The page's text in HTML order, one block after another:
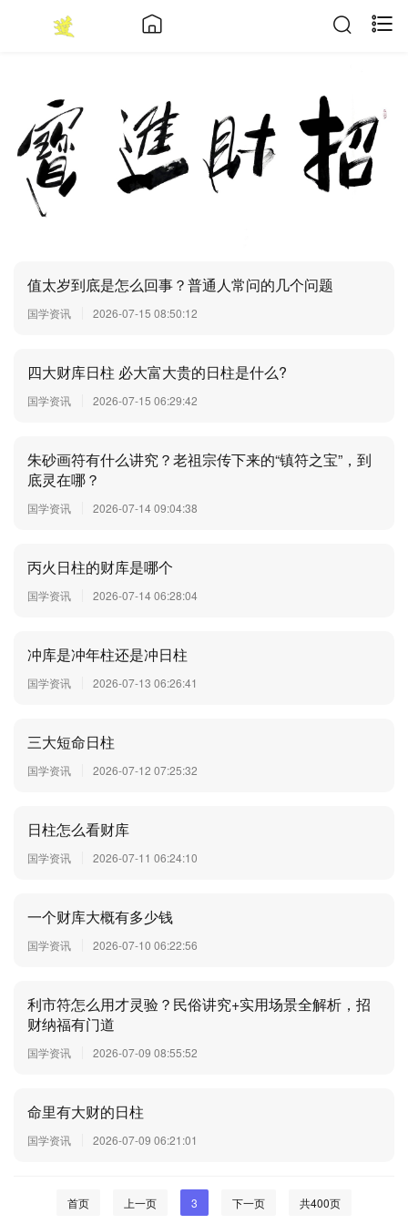
值太岁到底是怎么回事？普通人常问的几个问题
国学资讯 2026-07-15 08:50:12
四大财库日柱 必大富大贵的日柱是什么?
国学资讯 2026-07-15 06:29:42
朱砂画符有什么讲究？老祖宗传下来的“镇符之宝”，到
底灵在哪？
国学资讯 2026-07-14 09:04:38
丙火日柱的财库是哪个
国学资讯 2026-07-14 06:28:04
冲库是冲年柱还是冲日柱
国学资讯 2026-07-13 06:26:41
三大短命日柱
国学资讯 2026-07-12 07:25:32
日柱怎么看财库
国学资讯 2026-07-11 06:24:10
一个财库大概有多少钱
国学资讯 2026-07-10 06:22:56
利市符怎么用才灵验？民俗讲究+实用场景全解析，招
财纳福有门道
国学资讯 2026-07-09 08:55:52
命里有大财的日柱
国学资讯 2026-07-09 06:21:01
首页 上一页 3 下一页 共400页